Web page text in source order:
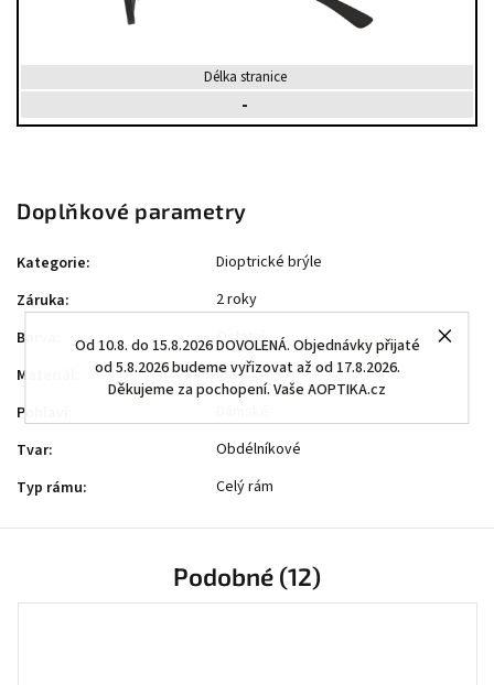
Od 10.8. do 15.8.2026 DOVOLENÁ. Objednávky přijaté
od 5.8.2026 budeme vyřizovat až od 17.8.2026.
Děkujeme za pochopení. Vaše AOPTIKA.cz
Délka stranice
-
Doplňkové parametry
Kategorie:
Dioptrické brýle
Záruka:
2 roky
Barva
Ostatní
Materiál
Plast
Pohlaví
Tvar:
Obdélníkové
Typ rámu: Celý rám
Podobné (12)